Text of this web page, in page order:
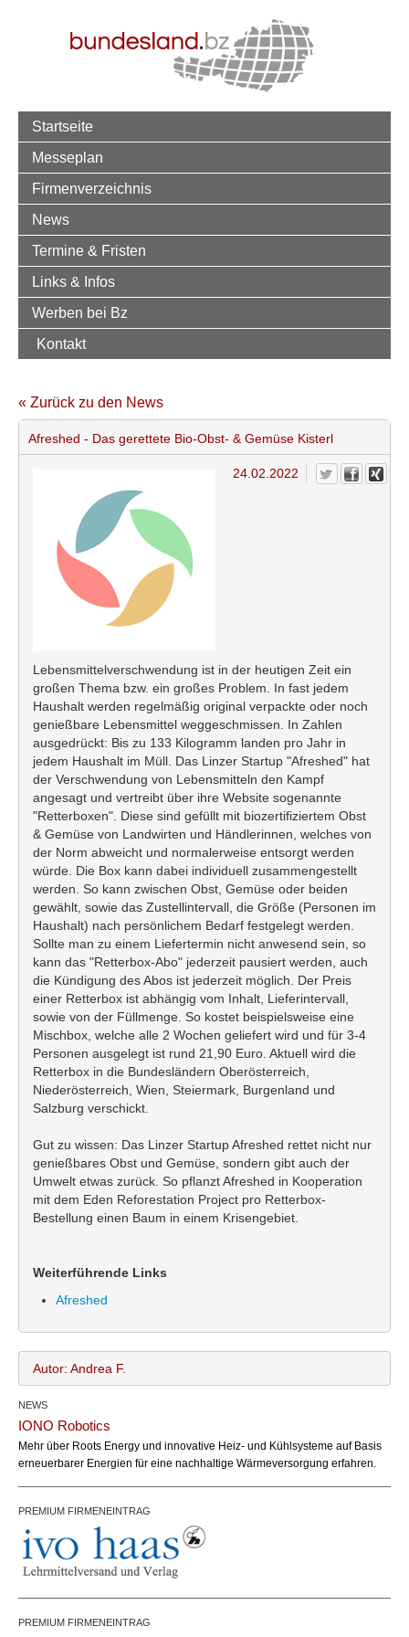
Startseite
Messeplan
Firmenverzeichnis
News
Termine & Fristen
Links & Infos
Werben bei Bz
Kontakt
« Zurück zu den News
Afreshed - Das gerettete Bio-Obst- & Gemüse Kisterl
24.02.2022
Lebensmittelverschwendung ist in der heutigen Zeit ein
großen Thema bzw. ein großes Problem. In fast jedem
Haushalt werden regelmäßig original verpackte oder noch
genießbare Lebensmittel weggeschmissen. In Zahlen
ausgedrückt: Bis zu 133 Kilogramm landen pro Jahr in
jedem Haushalt im Müll. Das Linzer Startup "Afreshed" hat
der Verschwendung von Lebensmitteln den Kampf
angesagt und vertreibt über ihre Website sogenannte
"Retterboxen". Diese sind gefüllt mit biozertifiziertem Obst
& Gemüse von Landwirten und Händlerinnen, welches von
der Norm abweicht und normalerweise entsorgt werden
würde. Die Box kann dabei individuell zusammengestellt
werden. So kann zwischen Obst, Gemüse oder beiden
gewählt, sowie das Zustellintervall, die Größe (Personen im
Haushalt) nach persönlichem Bedarf festgelegt werden.
Sollte man zu einem Liefertermin nicht anwesend sein, so
kann das "Retterbox-Abo" jederzeit pausiert werden, auch
die Kündigung des Abos ist jederzeit möglich. Der Preis
einer Retterbox ist abhängig vom Inhalt, Lieferintervall,
sowie von der Füllmenge. So kostet beispielsweise eine
Mischbox, welche alle 2 Wochen geliefert wird und für 3-4
Personen ausgelegt ist rund 21,90 Euro. Aktuell wird die
Retterbox in die Bundesländern Oberösterreich,
Niederösterreich, Wien, Steiermark, Burgenland und
Salzburg verschickt.
Gut zu wissen: Das Linzer Startup Afreshed rettet nicht nur
genießbares Obst und Gemüse, sondern gibt auch der
Umwelt etwas zurück. So pflanzt Afreshed in Kooperation
mit dem Eden Reforestation Project pro Retterbox-
Bestellung einen Baum in einem Krisengebiet.
Weiterführende Links
Afreshed
Autor: Andrea F.
NEWS
IONO Robotics
Mehr über Roots Energy und innovative Heiz- und Kühlsysteme auf Basis
erneuerbarer Energien für eine nachhaltige Wärmeversorgung erfahren.
PREMIUM FIRMENEINTRAG
PREMIUM FIRMENEINTRAG